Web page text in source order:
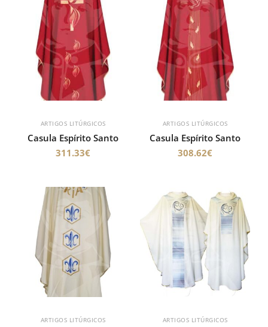
ARTIGOS LITÚRGICOS
Casula Espírito Santo
311.33€
ARTIGOS LITÚRGICOS
Casula Espírito Santo
308.62€
ARTIGOS LITÚRGICOS ARTIGOS LITÚRGICOS